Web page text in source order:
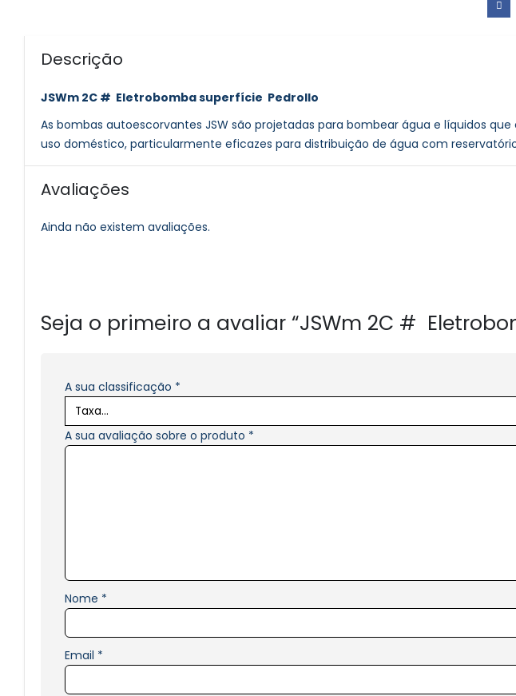
Descrição
JSWm 2C # Eletrobomba superfície Pedrollo
As bombas autoescorvantes JSW são projetadas para bombear água e líquidos
uso doméstico, particularmente eficazes para distribuição de água com
Avaliações
Ainda não existem avaliações.
Seja o primeiro a avaliar “JSWm 2C #
A sua classificação *
A sua avaliação sobre o produto *
Nome *
Email *